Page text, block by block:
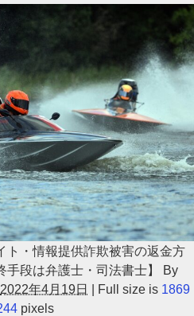
ト・情報提供詐欺被害の返金方
段は弁護士・司法書士】
By
2022年4月19日 Full size is 1869
pixels